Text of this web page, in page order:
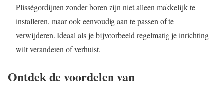
Plisségordijnen zonder boren zijn niet alleen makkelijk te
installeren, maar ook eenvoudig aan te passen of te
verwijderen. Ideaal als je bijvoorbeeld regelmatig je inrichting
wilt veranderen of verhuist.
Ontdek de voordelen van